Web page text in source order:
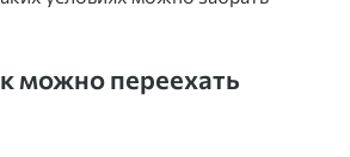
можно переехать